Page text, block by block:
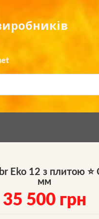
Eko 12 з плитою ⭐
мм
35 500 грн